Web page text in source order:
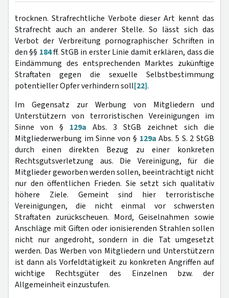
trocknen. Strafrechtliche Verbote dieser Art kennt das
Strafrecht auch an anderer Stelle. So lässt sich das
Verbot der Verbreitung pornographischer Schriften in
den §§ 184ff. StGB in erster Linie damit erklären, dass die
Eindämmung des entsprechenden Marktes zukünftige
Straftaten gegen die sexuelle Selbstbestimmung
potentieller Opfer verhindern soll[22].
Im Gegensatz zur Werbung von Mitgliedern und
Unterstützern von terroristischen Vereinigungen im
Sinne von § 129a Abs. 3 StGB zeichnet sich die
Mitgliederwerbung im Sinne von § 129a Abs. 5 S. 2 StGB
durch einen direkten Bezug zu einer konkreten
Rechtsgutsverletzung aus. Die Vereinigung, für die
Mitglieder geworben werden sollen, beeinträchtigt nicht
nur den öffentlichen Frieden. Sie setzt sich qualitativ
höhere Ziele. Gemeint sind hier terroristische
Vereinigungen, die nicht einmal vor schwersten
Straftaten zurückscheuen. Mord, Geiselnahmen sowie
Anschläge mit Giften oder ionisierenden Strahlen sollen
nicht nur angedroht, sondern in die Tat umgesetzt
werden. Das Werben von Mitgliedern und Unterstützern
ist dann als Vorfeldtätigkeit zu konkreten Angriffen auf
wichtige Rechtsgüter des Einzelnen bzw. der
Allgemeinheit einzustufen.